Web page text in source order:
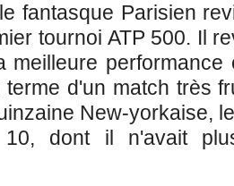
fantasque Parisien
tournoi ATP 500. Il
meilleure
d'un match très
New-yorkaise,
dont il n'avait